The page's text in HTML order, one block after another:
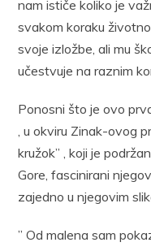
nam ističe koliko je
svakom koraku
svoje izložbe, ali mu
učestvuje na raznim
Ponosni što je ovo
, u okviru Zinak-ovog
kružok” , koji je
Gore, fascinirani
zajedno u njegovim
” Od malena sam